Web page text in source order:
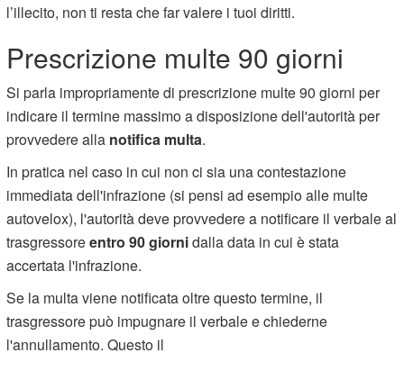
l’illecito, non ti resta che far valere i tuoi diritti.
Prescrizione multe 90 giorni
Si parla impropriamente di prescrizione multe 90 giorni per
indicare il termine massimo a disposizione dell'autorità per
provvedere alla notifica multa.
In pratica nel caso in cui non ci sia una contestazione
immediata dell'infrazione (si pensi ad esempio alle multe
autovelox), l'autorità deve provvedere a notificare il verbale al
trasgressoreentro 90 giornidalla data in cui è stata
accertata l'infrazione.
Se la multa viene notificata oltre questo termine, il
trasgressore può impugnare il verbale e chiederne
l'annullamento. Questo il